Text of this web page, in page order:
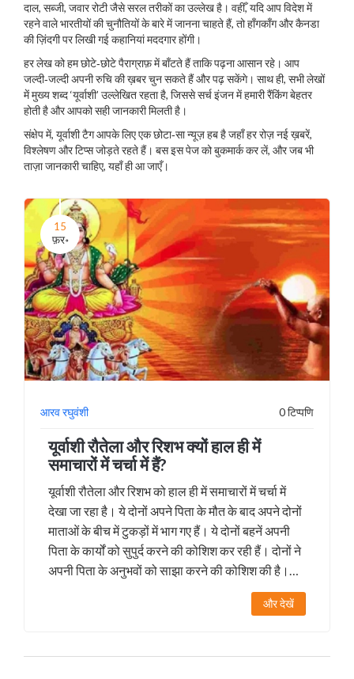
दाल, सब्जी, जवार रोटी जैसे सरल तरीकों का उल्लेख है। वहीँ, यदि आप विदेश में
रहने वाले भारतीयों की चुनौतियों के बारे में जानना चाहते हैं, तो हाँगकाँग और कैनडा
की ज़िंदगी पर लिखी गई कहानियां मददगार होंगी।
हर लेख को हम छोटे‑छोटे पैराग्राफ़ में बाँटते हैं ताकि पढ़ना आसान रहे। आप
जल्दी‑जल्दी अपनी रुचि की ख़बर चुन सकते हैं और पढ़ सकेंगे। साथ ही, सभी लेखों
में मुख्य शब्द ‘यूर्वाशी’ उल्लेखित रहता है, जिससे सर्च इंजन में हमारी रैंकिंग बेहतर
होती है और आपको सही जानकारी मिलती है।
संक्षेप में, यूर्वाशी टैग आपके लिए एक छोटा‑सा न्यूज़ हब है जहाँ हर रोज़ नई ख़बरें,
विश्लेषण और टिप्स जोड़ते रहते हैं। बस इस पेज को बुकमार्क कर लें, और जब भी
ताज़ा जानकारी चाहिए, यहाँ ही आ जाएँ।
15
फ़र॰
आरव रघुवंशी 0 टिप्पणि
यूर्वाशी रौतेला और रिशभ क्यों हाल ही में
समाचारों में चर्चा में हैं?
यूर्वाशी रौतेला और रिशभ को हाल ही में समाचारों में चर्चा में
देखा जा रहा है। ये दोनों अपने पिता के मौत के बाद अपने दोनों
माताओं के बीच में टुकड़ों में भाग गए हैं। ये दोनों बहनें अपनी
पिता के कार्यों को सुपुर्द करने की कोशिश कर रही हैं। दोनों ने
अपनी पिता के अनुभवों को साझा करने की कोशिश की है।
यूर्वाशी और रिशभ को हाल ही में समाचारों में चर्चा में देखा जा
और देखें